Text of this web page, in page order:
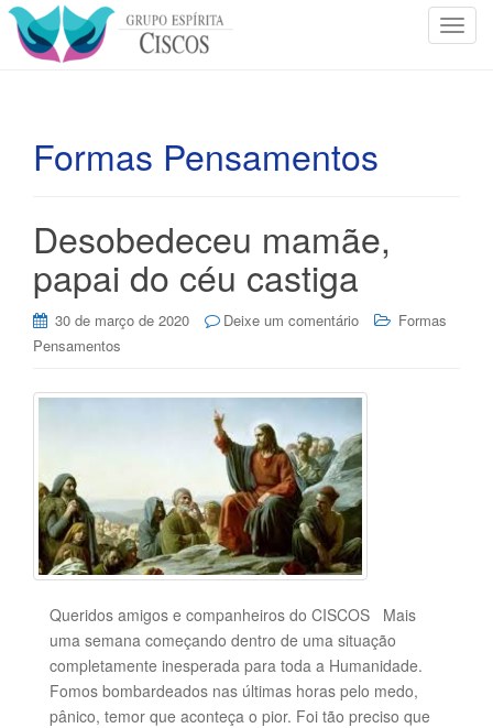
T
Formas Pensamentos
Desobedeceu mamãe,
papai do céu castiga
30 de março de 2020 Deixe um comentário
Formas
Pensamentos
Queridos amigos e companheiros do CISCOS Mais
uma semana começando dentro de uma situação
completamente inesperada para toda a Humanidade.
Fomos bombardeados nas últimas horas pelo medo,
pânico, temor que aconteça o pior. Foi tão preciso que